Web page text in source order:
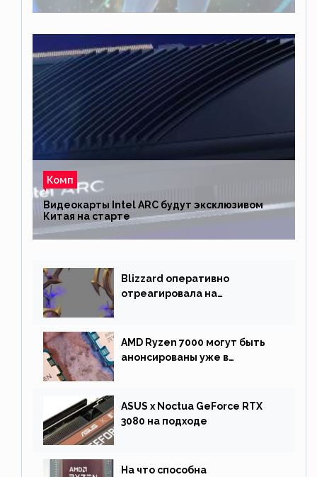
Комп
Видеокарты Intel ARC будут эксклюзивом
Китая на старте
Blizzard оперативно
отреагировала на
AMD Ryzen 7000 могут быть
анонсированы уже в
ASUS x Noctua GeForce RTX
3080 на подходе
На что способна